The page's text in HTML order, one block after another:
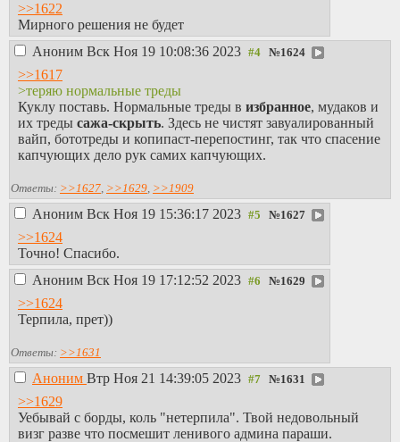
>>1622
Мирного решения не будет
Аноним Вск Ноя 19 10:08:36 2023 №1624
>>1617
>теряю нормальные треды
Куклу поставь. Нормальные треды в избранное, мудаков и
их треды сажа-скрыть. Здесь не чистят завуалированный
вайп, бототреды и копипаст-перепостинг, так что спасение
капчующих дело рук самих капчующих.
Ответы: >>1627, >>1629, >>1909
Аноним Вск Ноя 19 15:36:17 2023 №1627
>>1624
Точно! Спасибо.
Аноним Вск Ноя 19 17:12:52 2023 №1629
>>1624
Терпила, прет))
Ответы: >>1631
Аноним Втр Ноя 21 14:39:05 2023 №1631
>>1629
Уебывай с борды, коль "нетерпила". Твой недовольный
визг разве что посмешит ленивого админа параши.